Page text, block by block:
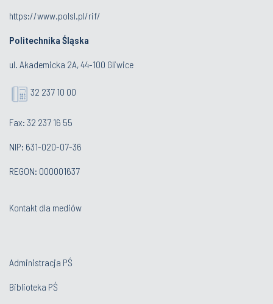
https://www.polsl.pl/rif/
Politechnika Śląska
ul. Akademicka 2A, 44-100 Gliwice
32 237 10 00
Fax: 32 237 16 55
NIP: 631-020-07-36
REGON: 000001637
Kontakt dla mediów
Administracja PŚ
Biblioteka PŚ